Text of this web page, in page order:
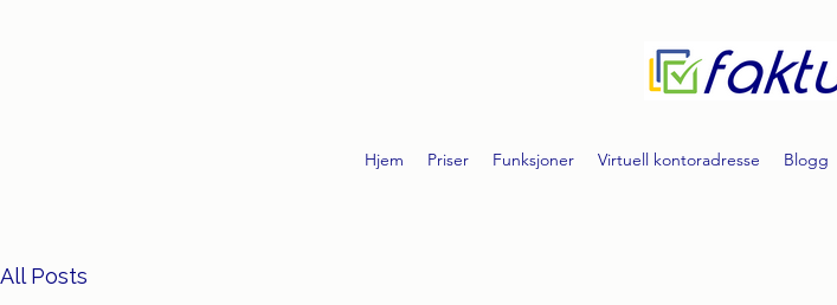
Hjem Priser Funksjoner Virtuell kontoradresse Blogg
All Posts